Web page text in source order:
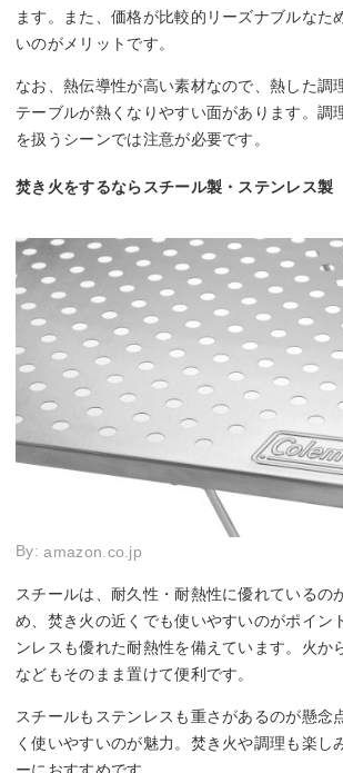
ます。また、価格が比較的リーズナブルなた
いのがメリットです。
なお、熱伝導性が高い素材なので、熱した調
テーブルが熱くなりやすい面があります。調
を扱うシーンでは注意が必要です。
焚き火をするならスチール製・ステンレス製
By:amazon.co.jp
スチールは、耐久性・耐熱性に優れているの
め、焚き火の近くでも使いやすいのがポイン
ンレスも優れた耐熱性を備えています。火か
などもそのまま置けて便利です。
スチールもステンレスも重さがあるのが懸念
く使いやすいのが魅力。焚き火や調理も楽し